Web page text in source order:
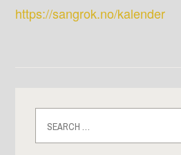
https://sangrok.no/kalender
for: